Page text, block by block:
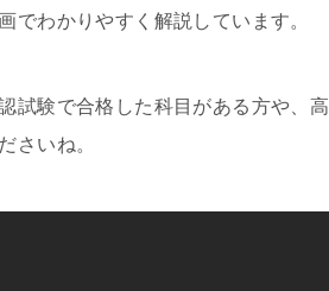
でわかりやすく解説しています。
試験で合格した科目がある方や、
さいね。